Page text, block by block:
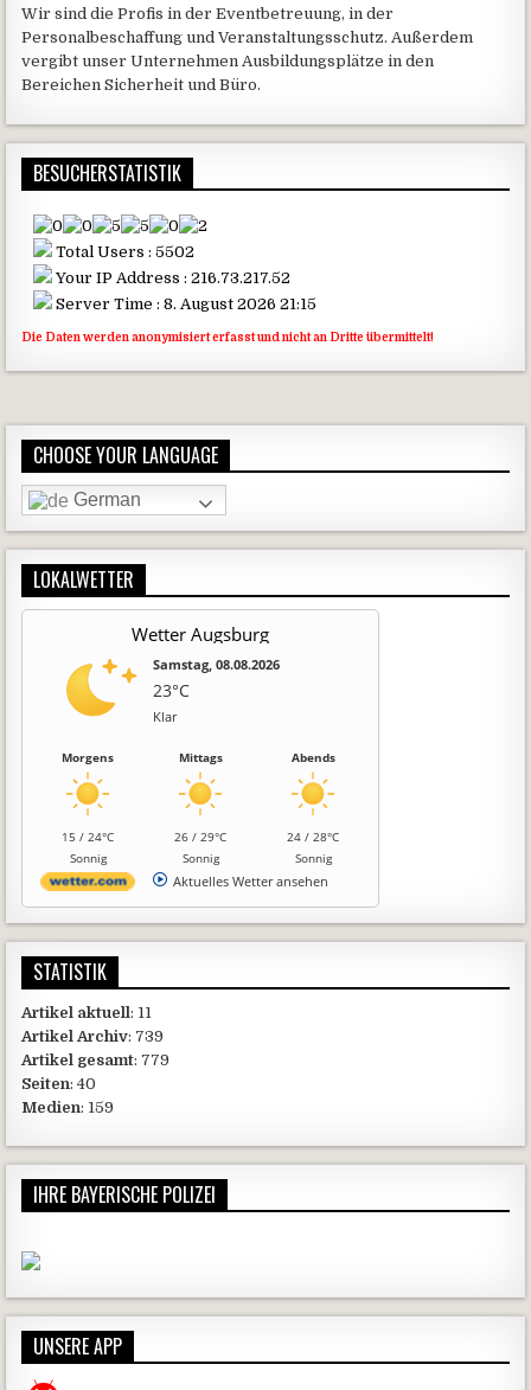
Wir sind die Profis in der Eventbetreuung, in der
Personalbeschaffung und Veranstaltungsschutz. Außerdem
vergibt unser Unternehmen Ausbildungsplätze in den
Bereichen Sicherheit und Büro.
BESUCHERSTATISTIK
Total Users : 5502
Your IP Address : 216.73.217.52
Server Time : 8. August 2026 21:15
Die Daten werden anonymisiert erfasst und nicht an Dritte übermittelt!
CHOOSE YOUR LANGUAGE
German
LOKALWETTER
Wetter Augsburg
Samstag, 08.08.2026
23°C
Klar
Morgens
15 / 24°C
Sonnig
Mittags
26 / 29°C
Sonnig
Abends
24 / 28°C
Sonnig
Aktuelles Wetter ansehen
STATISTIK
Artikel aktuell : 11
Artikel Archiv: 739
Artikel gesamt: 779
Seiten: 40
Medien: 159
IHRE BAYERISCHE POLIZEI
UNSERE APP